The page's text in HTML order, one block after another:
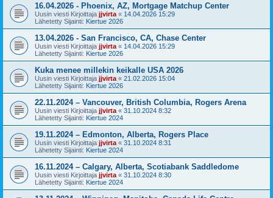
16.04.2026 - Phoenix, AZ, Mortgage Matchup Center
Uusin viesti Kirjoittaja jjvirta « 14.04.2026 15:29
Lähetetty Sijainti: Kiertue 2026
13.04.2026 - San Francisco, CA, Chase Center
Uusin viesti Kirjoittaja jjvirta « 14.04.2026 15:29
Lähetetty Sijainti: Kiertue 2026
Kuka menee millekin keikalle USA 2026
Uusin viesti Kirjoittaja jjvirta « 21.02.2026 15:04
Lähetetty Sijainti: Kiertue 2026
22.11.2024 – Vancouver, British Columbia, Rogers Arena
Uusin viesti Kirjoittaja jjvirta « 31.10.2024 8:32
Lähetetty Sijainti: Kiertue 2024
19.11.2024 – Edmonton, Alberta, Rogers Place
Uusin viesti Kirjoittaja jjvirta « 31.10.2024 8:31
Lähetetty Sijainti: Kiertue 2024
16.11.2024 – Calgary, Alberta, Scotiabank Saddledome
Uusin viesti Kirjoittaja jjvirta « 31.10.2024 8:30
Lähetetty Sijainti: Kiertue 2024